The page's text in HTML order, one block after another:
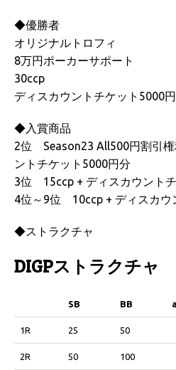
◆優勝者
オリジナルトロフィ
8万円ポーカーサポート
30ccp
ディスカウントチケット5000
◆入賞商品
2位 Season23 All500円割引権
ントチケット5000円分
3位 15ccp + ディスカウント
4位～9位 10ccp + ディスカウ
◆ストラクチャ
DIGPストラクチャ
SB BB
1R 25 50
2R 50 100